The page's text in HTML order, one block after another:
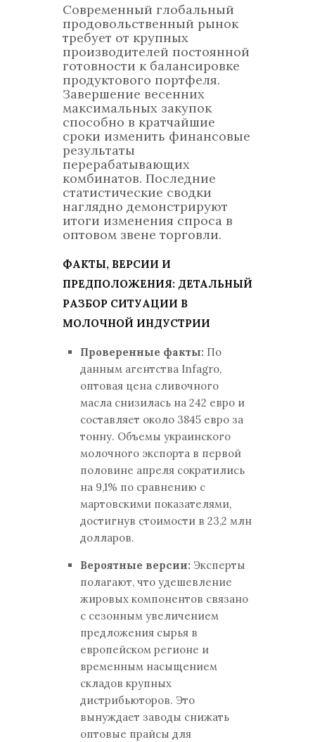
Современный глобальный
продовольственный рынок
требует от крупных
производителей постоянной
готовности к балансировке
продуктового портфеля.
Завершение весенних
максимальных закупок
способно в кратчайшие
сроки изменить финансовые
результаты
перерабатывающих
комбинатов. Последние
статистические сводки
наглядно демонстрируют
итоги изменения спроса в
оптовом звене торговли.
ФАКТЫ, ВЕРСИИ И
ПРЕДПОЛОЖЕНИЯ: ДЕТАЛЬНЫЙ
РАЗБОР СИТУАЦИИ В
МОЛОЧНОЙ ИНДУСТРИИ
Проверенные факты: По
данным агентства Infagro,
оптовая цена сливочного
масла снизилась на 242 евро и
составляет около 3845 евро за
тонну. Объемы украинского
молочного экспорта в первой
половине апреля сократились
на 9,1% по сравнению с
мартовскими показателями,
достигнув стоимости в 23,2 млн
долларов.
Вероятные версии: Эксперты
полагают, что удешевление
жировых компонентов связано
с сезонным увеличением
предложения сырья в
европейском регионе и
временным насыщением
складов крупных
дистрибьюторов. Это
вынуждает заводы снижать
оптовые прайсы для